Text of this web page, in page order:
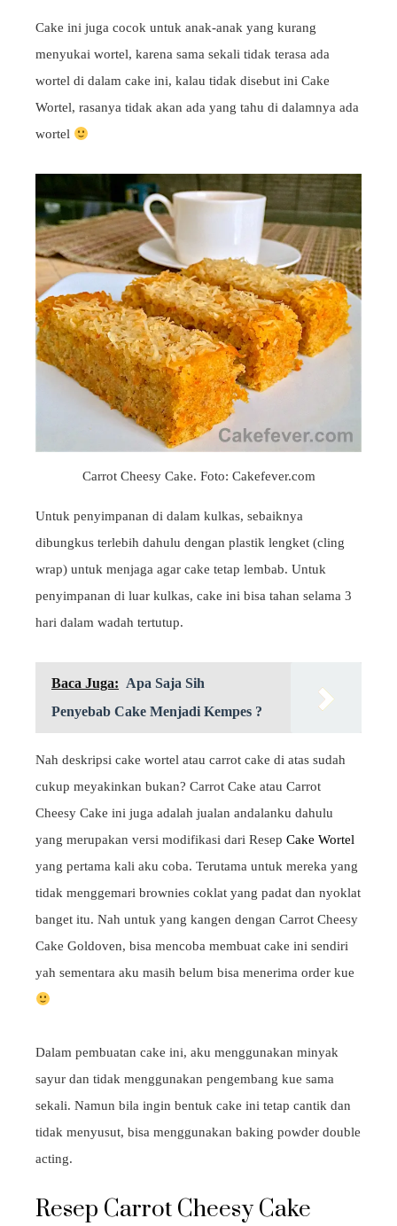
Cake ini juga cocok untuk anak-anak yang kurang
menyukai wortel, karena sama sekali tidak terasa ada
wortel di dalam cake ini, kalau tidak disebut ini Cake
Wortel, rasanya tidak akan ada yang tahu di dalamnya ada
wortel
Carrot Cheesy Cake. Foto: Cakefever.com
Untuk penyimpanan di dalam kulkas, sebaiknya
dibungkus terlebih dahulu dengan plastik lengket (cling
wrap) untuk menjaga agar cake tetap lembab. Untuk
penyimpanan di luar kulkas, cake ini bisa tahan selama 3
hari dalam wadah tertutup.
Baca Juga: Apa Saja Sih
Penyebab Cake Menjadi Kempes ?
Nah deskripsi cake wortel atau carrot cake di atas sudah
cukup meyakinkan bukan? Carrot Cake atau Carrot
Cheesy Cake ini juga adalah jualan andalanku dahulu
yang merupakan versi modifikasi dari Resep Cake Wortel
yang pertama kali aku coba. Terutama untuk mereka yang
tidak menggemari brownies coklat yang padat dan nyoklat
banget itu. Nah untuk yang kangen dengan Carrot Cheesy
Cake Goldoven, bisa mencoba membuat cake ini sendiri
yah sementara aku masih belum bisa menerima order kue
Dalam pembuatan cake ini, aku menggunakan minyak
sayur dan tidak menggunakan pengembang kue sama
sekali. Namun bila ingin bentuk cake ini tetap cantik dan
tidak menyusut, bisa menggunakan baking powder double
acting.
Resep Carrot Cheesy Cake